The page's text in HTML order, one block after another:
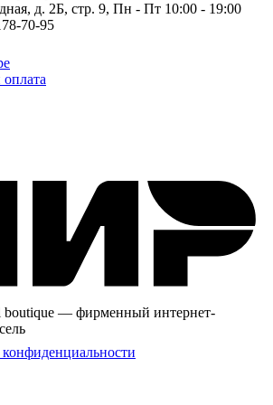
д. 2Б, стр. 9, Пн - Пт 10:00 - 19:00
70-95
boutique — фирменный интернет-